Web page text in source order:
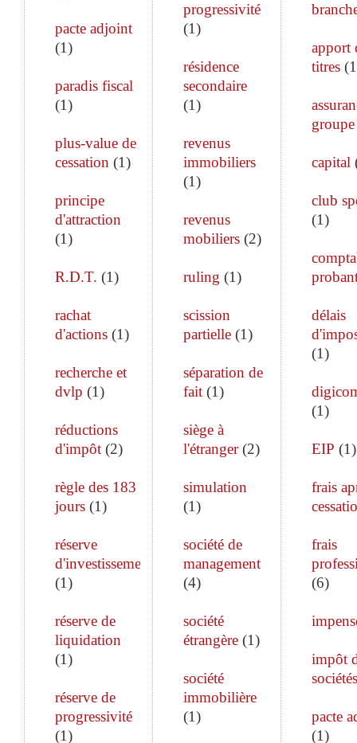
pacte adjoint
(1)
paradis fiscal
(1)
plus-value de
cessation (1)
principe
d'attraction
(1)
R.D.T. (1)
rachat
d'actions (1)
recherche et
dvlp (1)
réductions
d'impôt (2)
règle des 183
jours (1)
réserve
d'investissement
(1)
réserve de
liquidation
(1)
réserve de
progressivité
(1)
progressivité
(1)
résidence
secondaire
(1)
revenus
immobiliers
(1)
revenus
mobiliers(2)
ruling (1)
scission
partielle(1)
séparation de
fait(1)
siège à
l'étranger(2)
simulation
(1)
société de
management
(4)
société
étrangère(1)
société
immobilière
(1)
apport
titres(1
groupe
capital
club
(1)
délais
(1)
(1)
EIP (1)
frais
frais
(6)
impôt
sociétés
pacte
(1)